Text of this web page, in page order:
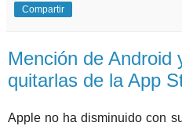
Compartir
Mención de Android
quitarlas de la App
Apple no ha disminuido con